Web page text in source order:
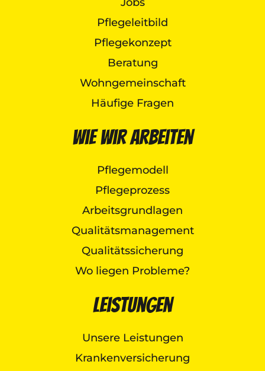
Pflegeleitbild
Pflegekonzept
Beratung
Wohngemeinschaft
Häufige Fragen
Wie wir arbeiten
Pflegemodell
Pflegeprozess
Arbeitsgrundlagen
Qualitätsmanagement
Qualitätssicherung
Wo liegen Probleme?
Leistungen
Unsere Leistungen
Krankenversicherung